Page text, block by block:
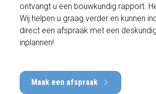
ontvangt u een bouwkundig rapport.
Wij helpen u graag verder en kunnen
direct een afspraak met een
inplannen!
Maak een afspraak